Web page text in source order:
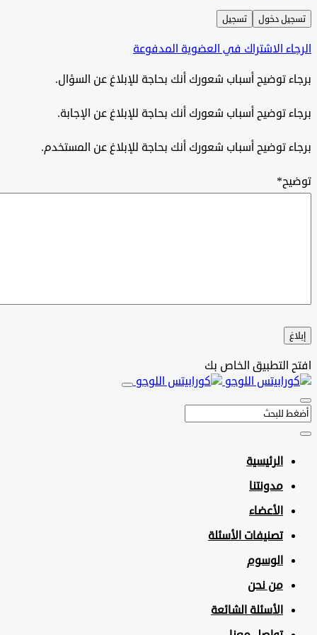
دخول تسجيل
الاشتراك في العضوية المدفوعة
توضيح أسباب شعورك أنك بحاجة للإبلاغ عن السؤال.
توضيح أسباب شعورك أنك بحاجة للإبلاغ عن الإجابة.
توضيح أسباب شعورك أنك بحاجة للإبلاغ عن المستخدم.
*
الخاص بك
الرئيسية
مدونتنا
الأعضاء
تصنيفات الأسئلة
الوسوم
من نحن
الأسئلة الشائعة